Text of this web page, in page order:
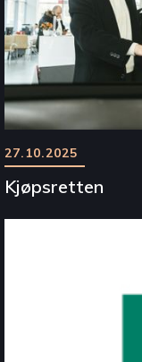
27.10.2025
Kjøpsretten